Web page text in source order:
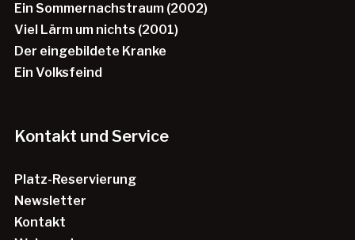
Ein Sommernachstraum (2002)
Viel Lärm um nichts (2001)
Der eingebildete Kranke
Ein Volksfeind
Kontakt und Service
Platz-Reservierung
Newsletter
Kontakt